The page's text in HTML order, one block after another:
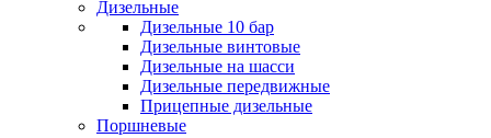
Дизельные
Дизельные 10 бар
Дизельные винтовые
Дизельные на шасси
Дизельные передвижные
Прицепные дизельные
Поршневые